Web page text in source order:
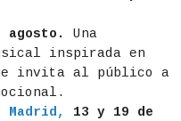
agosto. Una
inspirada en
invita al público a
13 y 19 de